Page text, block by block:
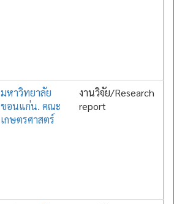
มหาวิทยาลัย
ขอนแก่น. คณะ
เกษตรศาสตร์
งานวิจัย/Research
report